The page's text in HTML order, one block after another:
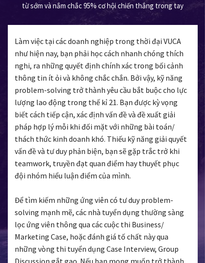
từ sớm và nắm chắc 95% cơ hội chiến thắng trong tay
Làm việc tại các doanh nghiệp trong thời đại VUCA
như hiện nay, bạn phải học cách nhanh chóng thích
nghi, ra những quyết định chính xác trong bối cảnh
thông tin ít ỏi và không chắc chắn. Bởi vậy, kỹ năng
problem-solving trở thành yêu cầu bắt buộc cho lực
lượng lao động trong thế kỉ 21. Bạn được kỳ vọng
biết cách tiếp cận, xác định vấn đề và đề xuất giải
pháp hợp lý mỗi khi đối mặt với những bài toán/
thách thức kinh doanh khó. Thiếu kỹ năng giải quyết
vấn đề và tư duy phản biện, bạn sẽ gặp trắc trở khi
teamwork, truyền đạt quan điểm hay thuyết phục
đội nhóm hiểu luận điểm của mình.
Để tìm kiếm những ứng viên có tư duy problem-
solving mạnh mẽ, các nhà tuyển dụng thường sàng
lọc ứng viên thông qua các cuộc thi Business/
Marketing Case, hoặc đánh giá tố chất này qua
những vòng thi tuyển dụng Case Interview, Group